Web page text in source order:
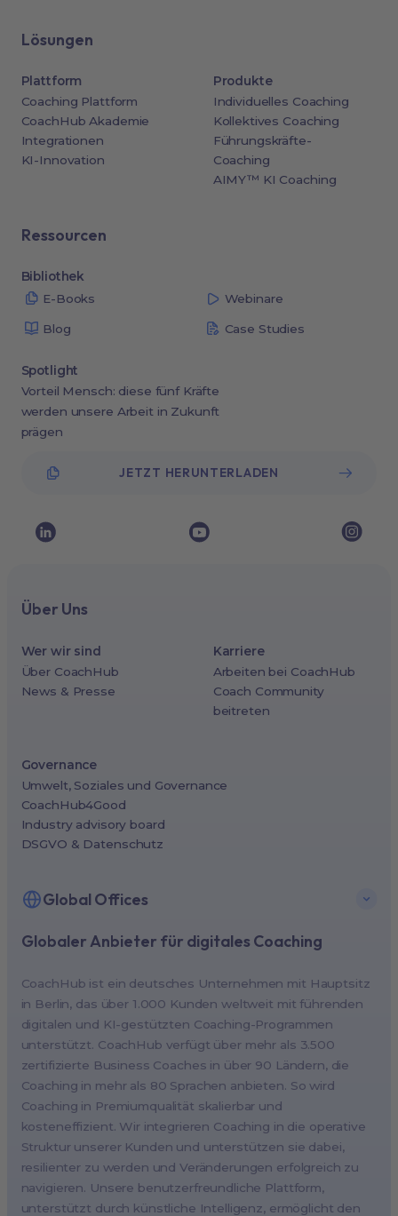
Lösungen
Plattform
Coaching Plattform
CoachHub Akademie
Integrationen
KI-Innovation
Produkte
Individuelles Coaching
Kollektives Coaching
Führungskräfte-
Coaching
AIMY™ KI Coaching
Ressourcen
Bibliothek
E-Books
Webinare
Blog Case Studies
Spotlight
Vorteil Mensch: diese fünf Kräfte
werden unsere Arbeit in Zukunft
prägen
JETZT HERUNTERLADEN
Globaler Anbieter für digitales Coaching
CoachHub ist ein deutsches Unternehmen mit Hauptsitz
in Berlin, das über 1.000 Kunden weltweit mit führenden
digitalen und KI-gestützten Coaching-Programmen
unterstützt. CoachHub verfügt über mehr als 3.500
zertifizierte Business Coaches in über 90 Ländern, die
Coaching in mehr als 80 Sprachen anbieten. So wird
Coaching in Premiumqualität skalierbar und
kosteneffizient. Wir integrieren Coaching in die operative
Struktur unserer Kunden und unterstützen sie dabei,
resilienter zu werden und Veränderungen erfolgreich zu
navigieren. Unsere benutzerfreundliche Plattform,
unterstützt durch künstliche Intelligenz, ermöglicht den
Über Uns
Wer wir sind
Über CoachHub
News & Presse
Karriere
Arbeiten bei CoachHub
Coach Community
beitreten
Governance
Umwelt, Soziales und Governance
CoachHub4Good
Industry advisory board
DSGVO & Datenschutz
Global Offices
New York, USA (North America HQ)
London, UK
Paris, France
Melbourne, Australia
Amsterdam, Netherlands
Milan, Italy
Madrid, Spain
Stockholm, Sweden
Vienna, Austria